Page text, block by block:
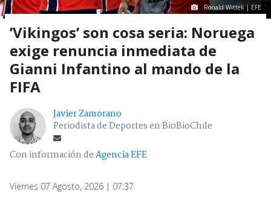
Ronald Wittek | EFE
’Vikingos’ son cosa seria: Noruega
exige renuncia inmediata de
Gianni Infantino al mando de la
FIFA
Javier Zamorano
Periodista de Deportes en BioBioChile
Con información deAgencia EFE
Viernes 07 Agosto, 2026 | 07:37